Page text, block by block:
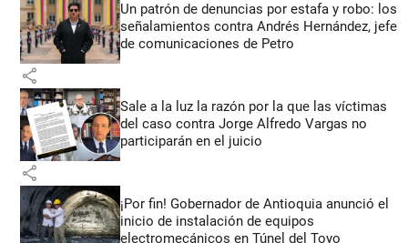
Un patrón de denuncias por estafa y robo: los
señalamientos contra Andrés Hernández, jefe
de comunicaciones de Petro
share
Sale a la luz la razón por la que las víctimas
del caso contra Jorge Alfredo Vargas no
participarán en el juicio
share
¡Por fin! Gobernador de Antioquia anunció el
inicio de instalación de equipos
electromecánicos en Túnel del Toyo